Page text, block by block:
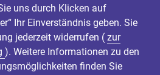
uns durch Klicken auf
Ihr Einverständnis geben. Sie
jederzeit widerrufen ( zur
). Weitere Informationen zu den
finden Sie